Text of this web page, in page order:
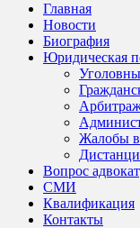
Главная
Новости
Биография
Юридическая
Жалобы
Вопрос
СМИ
Квалификация
Контакты